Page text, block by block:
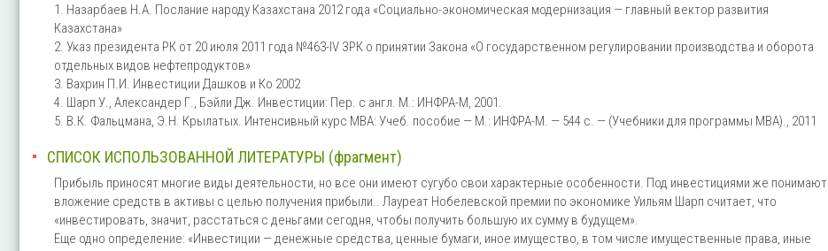
1. Назарбаев Н.А. Послание народу Казахстана 2012 года «Социально-экономическая модернизация — главный вектор развития
Казахстана»
2. Указ президента РК от 20 июля 2011 года №463-IV ЗРК о принятии Закона «О государственном регулировании производства и оборота
отдельных видов нефтепродуктов»
3. Вахрин П.И. Инвестиции Дашков и Ко 2002
4. Шарп У., Александер Г., Бэйли Дж. Инвестиции: Пер. с англ. М.: ИНФРА-М, 2001.
5. В.К. Фальцмана, Э.Н. Крылатых. Интенсивный курс МВА: Учеб. пособие — М.: ИНФРА-М. — 544 с. — (Учебники для программы МВА)., 2011
СПИСОК ИСПОЛЬЗОВАННОЙ ЛИТЕРАТУРЫ (фрагмент)
Прибыль приносят многие виды деятельности, но все они имеют сугубо свои характерные особенности. Под инвестициями же понимают
вложение средств в активы с целью получения прибыли.. Лауреат Нобелевской премии по экономике Уильям Шарп считает, что
«инвестировать, значит, расстаться с деньгами сегодня, чтобы получить большую их сумму в будущем».
Еще одно определение: «Инвестиции — денежные средства, ценные бумаги, иное имущество, в том числе имущественные права, иные